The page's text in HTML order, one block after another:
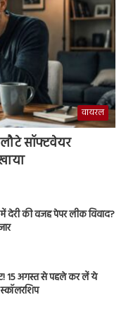
वायरल
सॉफ्टवेयर
देरी की वजह पेपर लीक विवाद?
15 अगस्त से पहले कर लें ये